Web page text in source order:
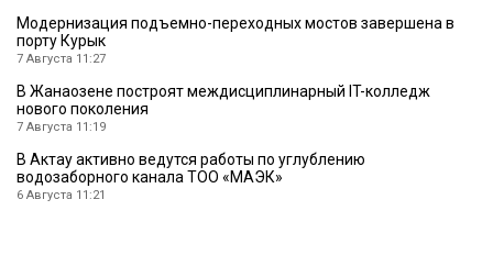
Модернизация подъемно-переходных мостов завершена в
порту Курык
7 Августа 11:27
В Жанаозене построят междисциплинарный IT-колледж
нового поколения
7 Августа 11:19
В Актау активно ведутся работы по углублению
водозаборного канала ТОО «МАЭК»
6 Августа 11:21